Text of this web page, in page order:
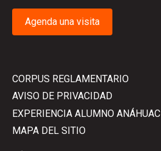
Agenda una visita
CORPUS REGLAMENTARIO
AVISO DE PRIVACIDAD
EXPERIENCIA ALUMNO ANÁHUAC
MAPA DEL SITIO